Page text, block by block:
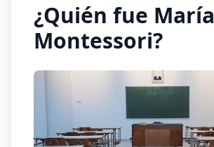
¿Quién fue María
Montessori?